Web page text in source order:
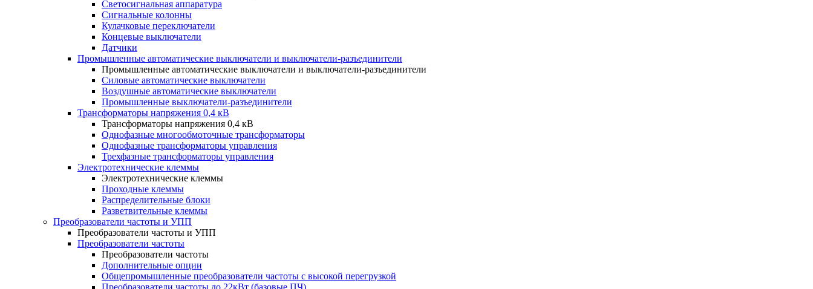
Светосигнальная аппаратура
Сигнальные колонны
Кулачковые переключатели
Концевые выключатели
Датчики
Промышленные автоматические выключатели и выключатели-разъединители
Промышленные автоматические выключатели и выключатели-разъединители
Силовые автоматические выключатели
Воздушные автоматические выключатели
Промышленные выключатели-разъединители
Трансформаторы напряжения 0,4 кВ
Трансформаторы напряжения 0,4 кВ
Однофазные многообмоточные трансформаторы
Однофазные трансформаторы управления
Трехфазные трансформаторы управления
Электротехнические клеммы
Электротехнические клеммы
Проходные клеммы
Распределительные блоки
Разветвительные клеммы
Преобразователи частоты и УПП
Преобразователи частоты и УПП
Преобразователи частоты
Преобразователи частоты
Дополнительные опции
Общепромышленные преобразователи частоты с высокой перегрузкой
Преобразователи частоты до 22кВт (базовые ПЧ)